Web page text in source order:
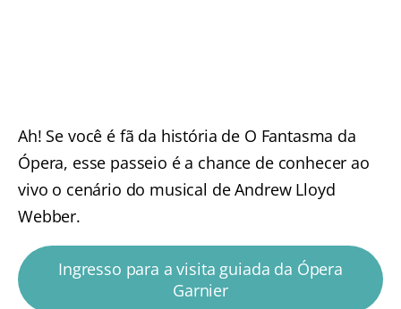
Ah! Se você é fã da história de O Fantasma da
Ópera, esse passeio é a chance de conhecer ao
vivo o cenário do musical de Andrew Lloyd
Webber.
Ingresso para a visita guiada da Ópera
Garnier